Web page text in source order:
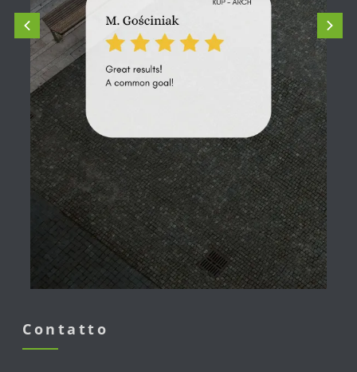
Contatto